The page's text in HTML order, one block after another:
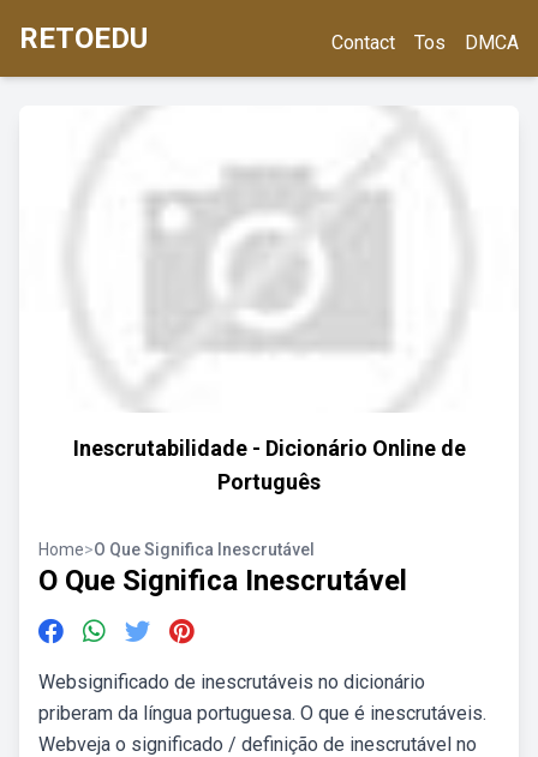
RETOEDU Contact Tos DMCA
Inescrutabilidade - Dicionário Online de
Português
Home>O Que Significa Inescrutável
O Que Significa Inescrutável
Websignificado de inescrutáveis no dicionário
priberam da língua portuguesa. O que é inescrutáveis.
Webveja o significado / definição de inescrutável no